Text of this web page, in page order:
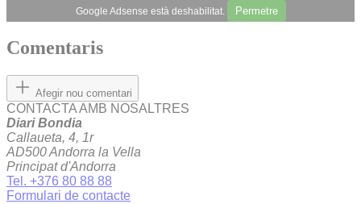
Google Adsense està deshabilitat. Permetre
Comentaris
Afegir nou comentari
CONTACTA AMB NOSALTRES
Diari Bondia
Callaueta, 4, 1r
AD500 Andorra la Vella
Principat d'Andorra
Tel. +376 80 88 88
Formulari de contacte